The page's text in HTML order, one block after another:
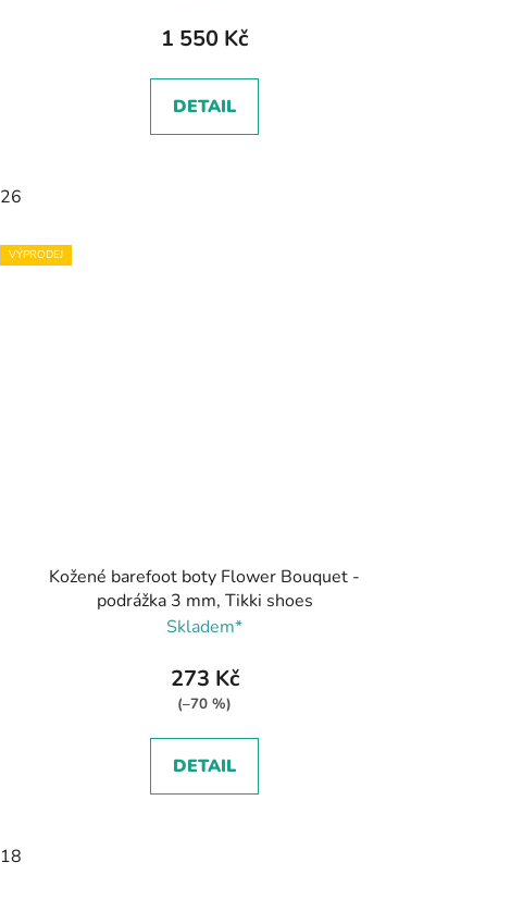
1 550 Kč
DETAIL
26
VÝPRODEJ
Kožené barefoot boty Flower Bouquet -
podrážka 3 mm, Tikki shoes
Skladem*
273 Kč
(–70 %)
DETAIL
18